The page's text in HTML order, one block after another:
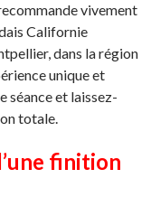
vivement
Californie
dans la région
unique et
séance et laissez-
totale.
finition